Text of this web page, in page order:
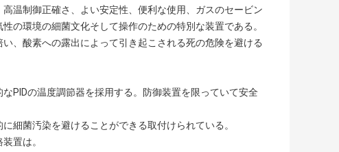
温制御正確さ、よい安定性、便利な使用、ガスのセービン
の環境の細菌文化そして操作のための特別な装置である。
、酸素への露出によって引き起こされる死の危険を避ける
PIDの温度調節器を採用する。防御装置を限っていて安全
細菌汚染を避けることができる取付けられている。
置は。